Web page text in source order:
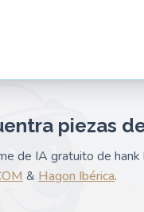
piezas
de IA gratuito de
& Hagon Ibérica.